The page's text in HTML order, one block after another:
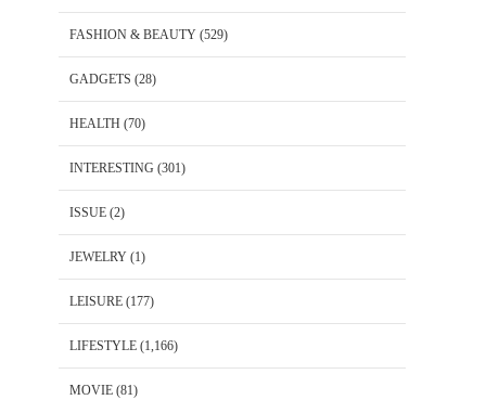
FASHION & BEAUTY (529)
GADGETS (28)
HEALTH (70)
INTERESTING (301)
ISSUE (2)
JEWELRY (1)
LEISURE (177)
LIFESTYLE (1,166)
MOVIE (81)